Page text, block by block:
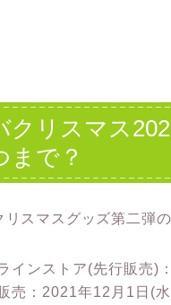
クリスマス
まで？
リスマスグッズ第二弾
インストア(先行販売)
売：2021年12月1日(